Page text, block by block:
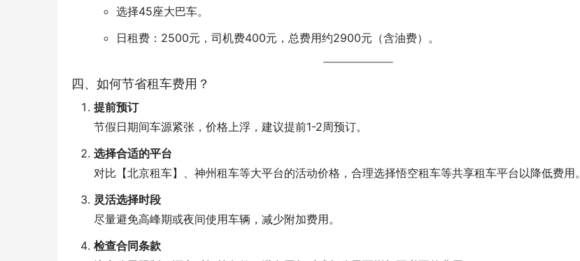
选择45座大巴车。
日租费：2500元，司机费400元，总费用约2900元（含油费）。
四、如何节省租车费用？
提前预订
节假日期间车源紧张，价格上浮，建议提前1-2周预订。
选择合适的平台
对比【北京租车】、神州租车等大平台的活动价格，合理选择悟空租车等共享租车平台以降低费用。
灵活选择时段
尽量避免高峰期或夜间使用车辆，减少附加费用。
检查合同条款